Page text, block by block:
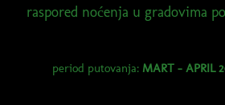
raspored noćenja u gradovima
period putovanja: MART - APRIL